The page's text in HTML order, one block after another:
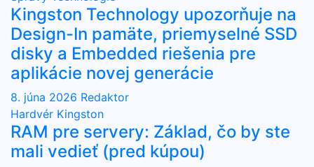
Kingston Technology upozorňuje na
Design-In pamäte, priemyselné SSD
disky a Embedded riešenia pre
aplikácie novej generácie
8. júna 2026 Redaktor
Hardvér Kingston
RAM pre servery: Základ, čo by ste
mali vedieť (pred kúpou)